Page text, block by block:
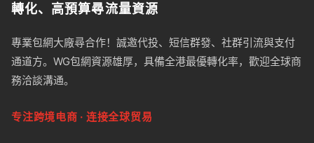
轉化、高預算尋流量資源
專業包網大廠尋合作！誠邀代投、短信群發、社群引流與支付
通道方。WG包網資源雄厚，具備全港最優轉化率，歡迎全球商
務洽談溝通。
专注跨境电商 · 连接全球贸易